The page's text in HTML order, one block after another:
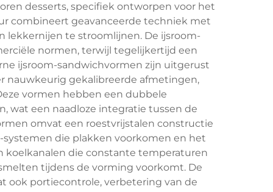
desserts, specifiek ontworpen voor het
combineert geavanceerde techniek met
lekkernijen te stroomlijnen. De ijsroom-
normen, terwijl tegelijkertijd een
ijsroom-sandwichvormen zijn uitgerust
nauwkeurig gekalibreerde afmetingen,
vormen hebben een dubbele
wat een naadloze integratie tussen de
omvat een roestvrijstalen constructie
die plakken voorkomen en het
koelkanalen die constante temperaturen
tijdens de vorming voorkomt. De
ook portiecontrole, verbetering van de